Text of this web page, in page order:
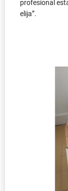
profesional
elija”.